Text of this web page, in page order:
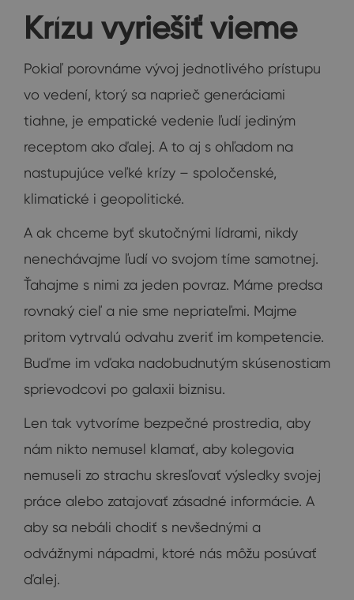
Krízu vyriešiť vieme
Pokiaľ porovnáme vývoj jednotlivého prístupu
vo vedení, ktorý sa naprieč generáciami
tiahne, je empatické vedenie ľudí jediným
receptom ako ďalej. A to aj s ohľadom na
nastupujúce veľké krízy – spoločenské,
klimatické i geopolitické.
A ak chceme byť skutočnými lídrami, nikdy
nenechávajme ľudí vo svojom tíme samotnej.
Ťahajme s nimi za jeden povraz. Máme predsa
rovnaký cieľ a nie sme nepriateľmi. Majme
pritom vytrvalú odvahu zveriť im kompetencie.
Buďme im vďaka nadobudnutým skúsenostiam
sprievodcovi po galaxii biznisu.
Len tak vytvoríme bezpečné prostredia, aby
nám nikto nemusel klamať, aby kolegovia
nemuseli zo strachu skresľovať výsledky svojej
práce alebo zatajovať zásadné informácie. A
aby sa nebáli chodiť s nevšednými a
odvážnymi nápadmi, ktoré nás môžu posúvať
ďalej.